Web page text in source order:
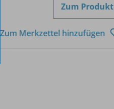
Zum Produkt
Zum Merkzettel hinzufügen